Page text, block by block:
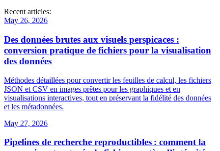
Recent articles:
May 26, 2026
Des données brutes aux visuels perspicaces :
conversion pratique de fichiers pour la visualisation
des données
Méthodes détaillées pour convertir les feuilles de calcul, les fichiers
JSON et CSV en images prêtes pour les graphiques et en
visualisations interactives, tout en préservant la fidélité des données
et les métadonnées.
May 27, 2026
Pipelines de recherche reproductibles : comment la